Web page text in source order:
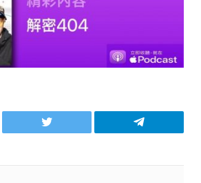
Twitter Telegram